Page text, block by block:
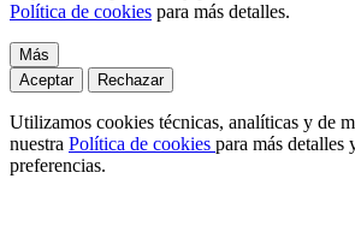
Política de cookies para más detalles.
Más
Aceptar
Rechazar
Utilizamos cookies técnicas, analíticas y de
nuestra Política de cookies para más detalles
preferencias.